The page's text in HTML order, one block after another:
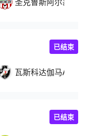
瓦斯科达伽马AC U20
已结束
已结束